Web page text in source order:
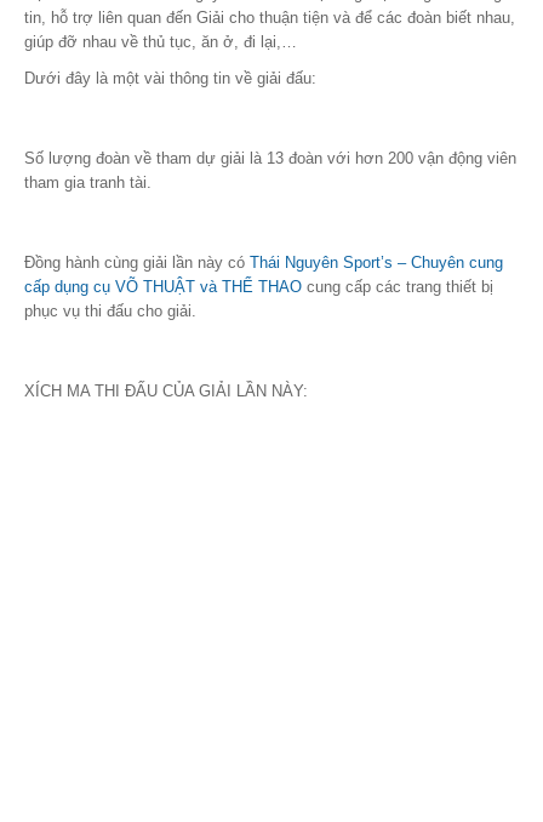
tin, hỗ trợ liên quan đến Giải cho thuận tiện và để các đoàn biết nhau,
giúp đỡ nhau về thủ tục, ăn ở, đi lại,…
Dưới đây là một vài thông tin về giải đấu:
Số lượng đoàn về tham dự giải là 13 đoàn với hơn 200 vận động viên
tham gia tranh tài.
Đồng hành cùng giải lần này có Thái Nguyên Sport’s – Chuyên cung
cấp dụng cụ VÕ THUẬT và THỂ THAO cung cấp các trang thiết bị
phục vụ thi đấu cho giải.
XÍCH MA THI ĐẤU CỦA GIẢI LẦN NÀY: